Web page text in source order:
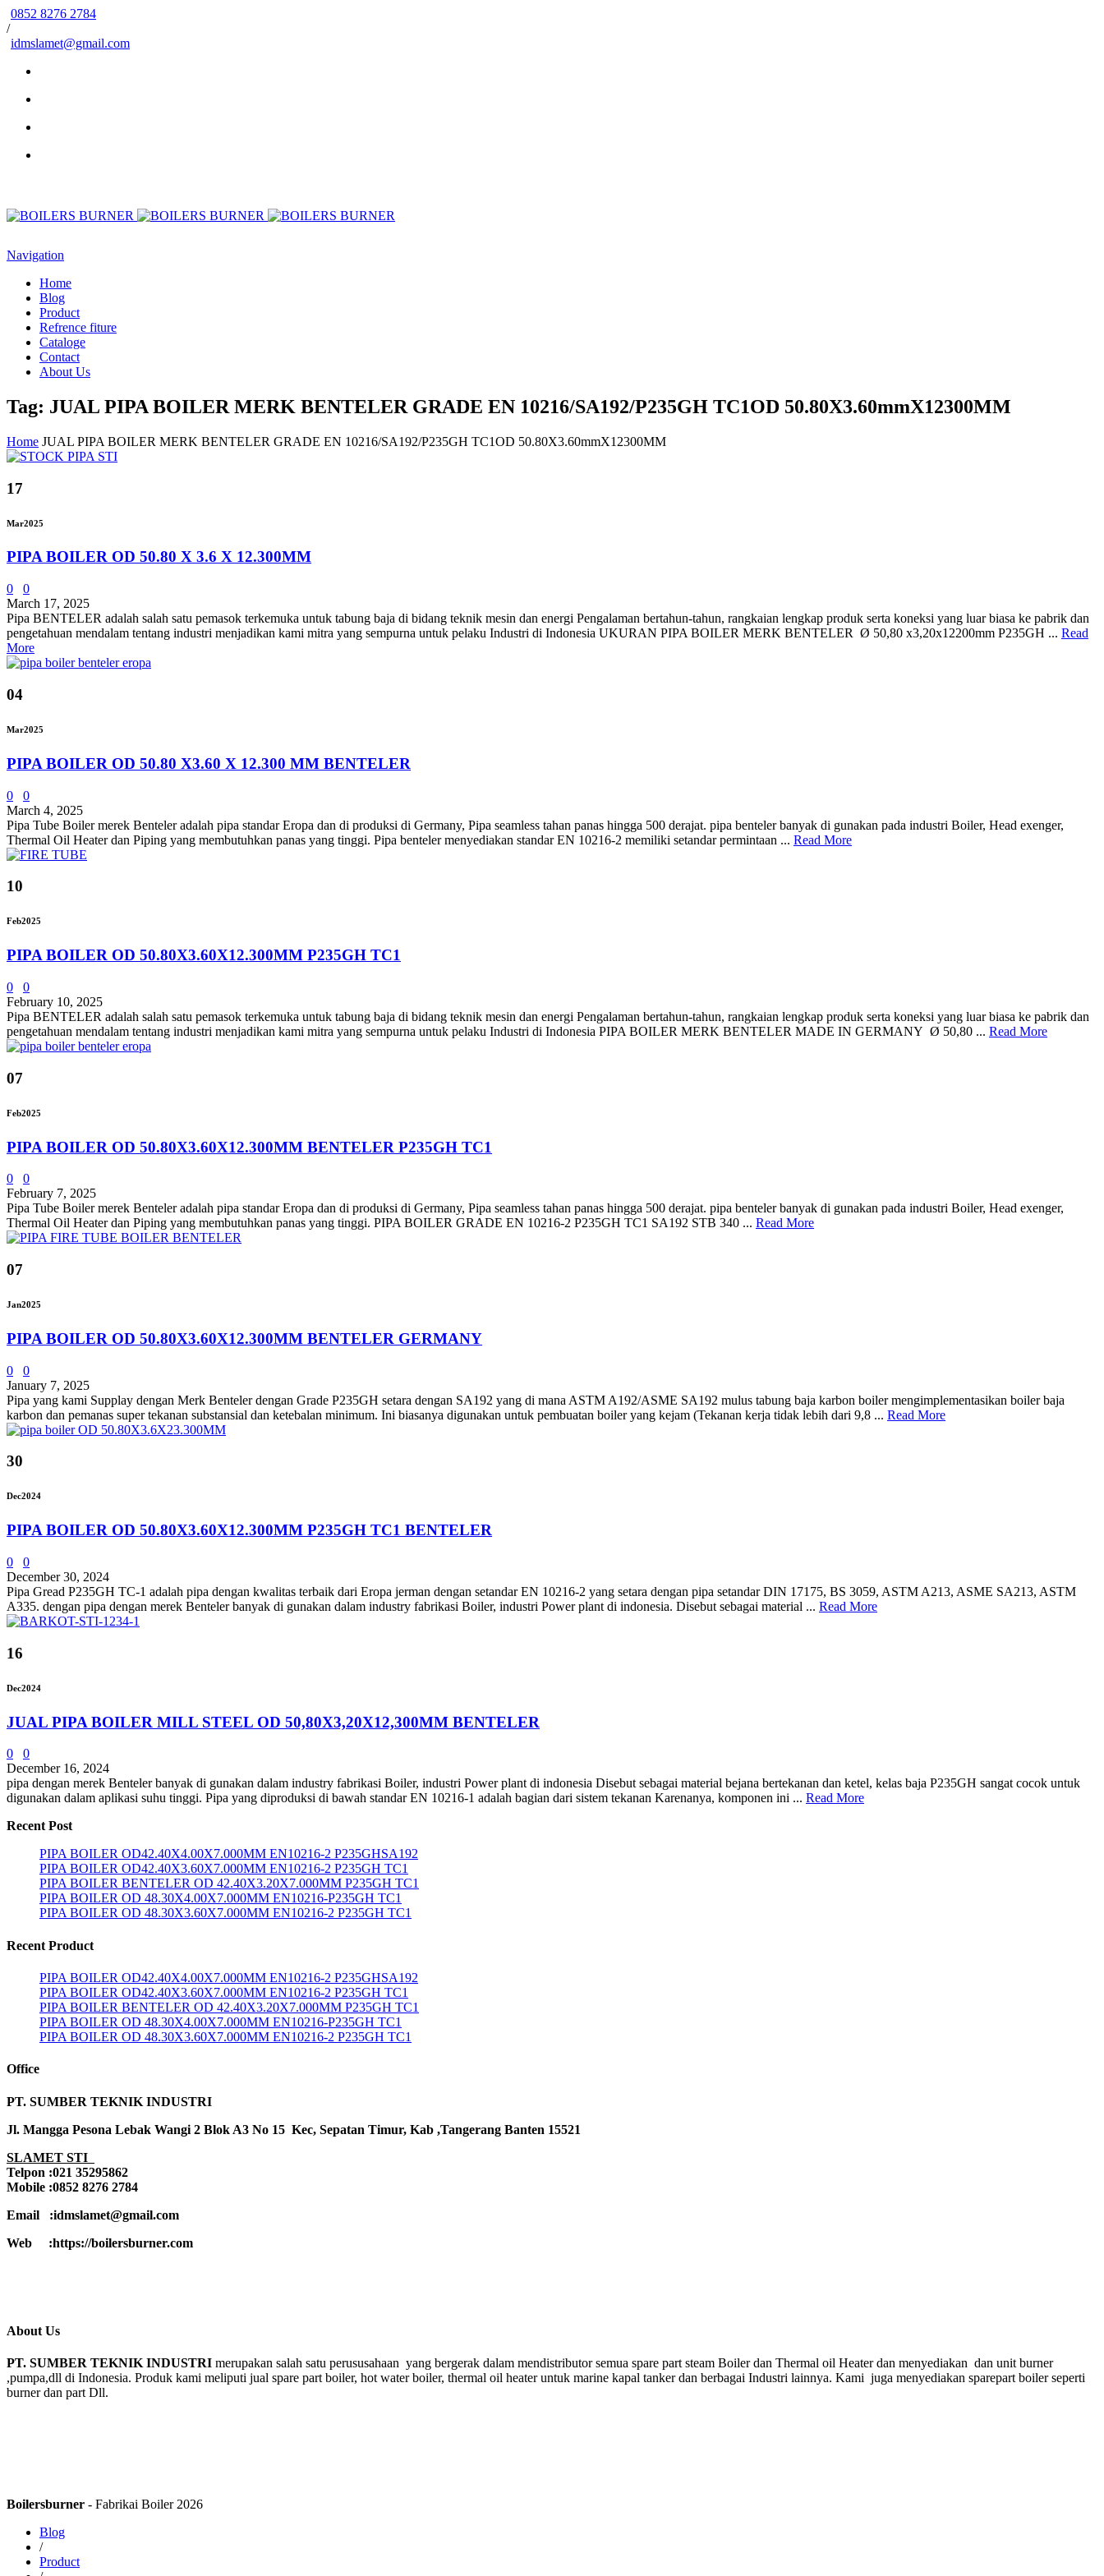
0852 8276 2784
/
idmslamet@gmail.com
Navigation
Home
Blog
Product
Refrence fiture
Cataloge
Contact
About Us
Tag: JUAL PIPA BOILER MERK BENTELER GRADE EN 10216/SA192/P235GH TC1OD 50.80X3.60mmX12300MM
Home JUAL PIPA BOILER MERK BENTELER GRADE EN 10216/SA192/P235GH TC1OD 50.80X3.60mmX12300MM
17
Mar2025
PIPA BOILER OD 50.80 X 3.6 X 12.300MM
0
0
March 17, 2025
Pipa BENTELER adalah salah satu pemasok terkemuka untuk tabung baja di bidang teknik mesin dan energi Pengalaman bertahun-tahun, rangkaian lengkap produk serta koneksi yang luar biasa ke pabrik dan
pengetahuan mendalam tentang industri menjadikan kami mitra yang sempurna untuk pelaku Industri di Indonesia UKURAN PIPA BOILER MERK BENTELER Ø 50,80 x3,20x12200mm P235GH ... Read
More
04
Mar2025
PIPA BOILER OD 50.80 X3.60 X 12.300 MM BENTELER
0
0
March 4, 2025
Pipa Tube Boiler merek Benteler adalah pipa standar Eropa dan di produksi di Germany, Pipa seamless tahan panas hingga 500 derajat. pipa benteler banyak di gunakan pada industri Boiler, Head exenger,
Thermal Oil Heater dan Piping yang membutuhkan panas yang tinggi. Pipa benteler menyediakan standar EN 10216-2 memiliki setandar permintaan ... Read More
10
Feb2025
PIPA BOILER OD 50.80X3.60X12.300MM P235GH TC1
0
0
February 10, 2025
Pipa BENTELER adalah salah satu pemasok terkemuka untuk tabung baja di bidang teknik mesin dan energi Pengalaman bertahun-tahun, rangkaian lengkap produk serta koneksi yang luar biasa ke pabrik dan
pengetahuan mendalam tentang industri menjadikan kami mitra yang sempurna untuk pelaku Industri di Indonesia PIPA BOILER MERK BENTELER MADE IN GERMANY Ø 50,80 ... Read More
07
Feb2025
PIPA BOILER OD 50.80X3.60X12.300MM BENTELER P235GH TC1
0
0
February 7, 2025
Pipa Tube Boiler merek Benteler adalah pipa standar Eropa dan di produksi di Germany, Pipa seamless tahan panas hingga 500 derajat. pipa benteler banyak di gunakan pada industri Boiler, Head exenger,
Thermal Oil Heater dan Piping yang membutuhkan panas yang tinggi. PIPA BOILER GRADE EN 10216-2 P235GH TC1 SA192 STB 340 ... Read More
07
Jan2025
PIPA BOILER OD 50.80X3.60X12.300MM BENTELER GERMANY
0
0
January 7, 2025
Pipa yang kami Supplay dengan Merk Benteler dengan Grade P235GH setara dengan SA192 yang di mana ASTM A192/ASME SA192 mulus tabung baja karbon boiler mengimplementasikan boiler baja
karbon dan pemanas super tekanan substansial dan ketebalan minimum. Ini biasanya digunakan untuk pembuatan boiler yang kejam (Tekanan kerja tidak lebih dari 9,8 ... Read More
30
Dec2024
PIPA BOILER OD 50.80X3.60X12.300MM P235GH TC1 BENTELER
0
0
December 30, 2024
Pipa Gread P235GH TC-1 adalah pipa dengan kwalitas terbaik dari Eropa jerman dengan setandar EN 10216-2 yang setara dengan pipa setandar DIN 17175, BS 3059, ASTM A213, ASME SA213, ASTM
A335. dengan pipa dengan merek Benteler banyak di gunakan dalam industry fabrikasi Boiler, industri Power plant di indonesia. Disebut sebagai material ... Read More
16
Dec2024
JUAL PIPA BOILER MILL STEEL OD 50,80X3,20X12,300MM BENTELER
0
0
December 16, 2024
pipa dengan merek Benteler banyak di gunakan dalam industry fabrikasi Boiler, industri Power plant di indonesia Disebut sebagai material bejana bertekanan dan ketel, kelas baja P235GH sangat cocok untuk
digunakan dalam aplikasi suhu tinggi. Pipa yang diproduksi di bawah standar EN 10216-1 adalah bagian dari sistem tekanan Karenanya, komponen ini ... Read More
Recent Post
PIPA BOILER OD42.40X4.00X7.000MM EN10216-2 P235GHSA192
PIPA BOILER OD42.40X3.60X7.000MM EN10216-2 P235GH TC1
PIPA BOILER BENTELER OD 42.40X3.20X7.000MM P235GH TC1
PIPA BOILER OD 48.30X4.00X7.000MM EN10216-P235GH TC1
PIPA BOILER OD 48.30X3.60X7.000MM EN10216-2 P235GH TC1
Recent Product
PIPA BOILER OD42.40X4.00X7.000MM EN10216-2 P235GHSA192
PIPA BOILER OD42.40X3.60X7.000MM EN10216-2 P235GH TC1
PIPA BOILER BENTELER OD 42.40X3.20X7.000MM P235GH TC1
PIPA BOILER OD 48.30X4.00X7.000MM EN10216-P235GH TC1
PIPA BOILER OD 48.30X3.60X7.000MM EN10216-2 P235GH TC1
Office
PT. SUMBER TEKNIK INDUSTRI
Jl. Mangga Pesona Lebak Wangi 2 Blok A3 No 15 Kec, Sepatan Timur, Kab ,Tangerang Banten 15521
SLAMET STI
Telpon :021 35295862
Mobile :0852 8276 2784
Email :idmslamet@gmail.com
Web :https://boilersburner.com
About Us
PT. SUMBER TEKNIK INDUSTRI merupakan salah satu perususahaan yang bergerak dalam mendistributor semua spare part steam Boiler dan Thermal oil Heater dan menyediakan dan unit burner
,pumpa,dll di Indonesia. Produk kami meliputi jual spare part boiler, hot water boiler, thermal oil heater untuk marine kapal tanker dan berbagai Industri lainnya. Kami juga menyediakan sparepart boiler seperti
burner dan part Dll.
Boilersburner - Fabrikai Boiler 2026
Blog
/
Product